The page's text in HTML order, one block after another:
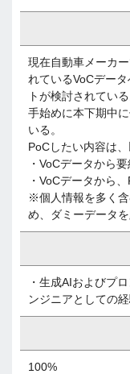
現在自動車メーカ
れているVoCデー
トが検討されている
手始めに本下期中
いる。
PoCしたい内容は、
・VoCデータから
・VoCデータから
※個人情報を多く
め、ダミーデータ
・生成AIおよびプ
ンジニアとしての経
100%